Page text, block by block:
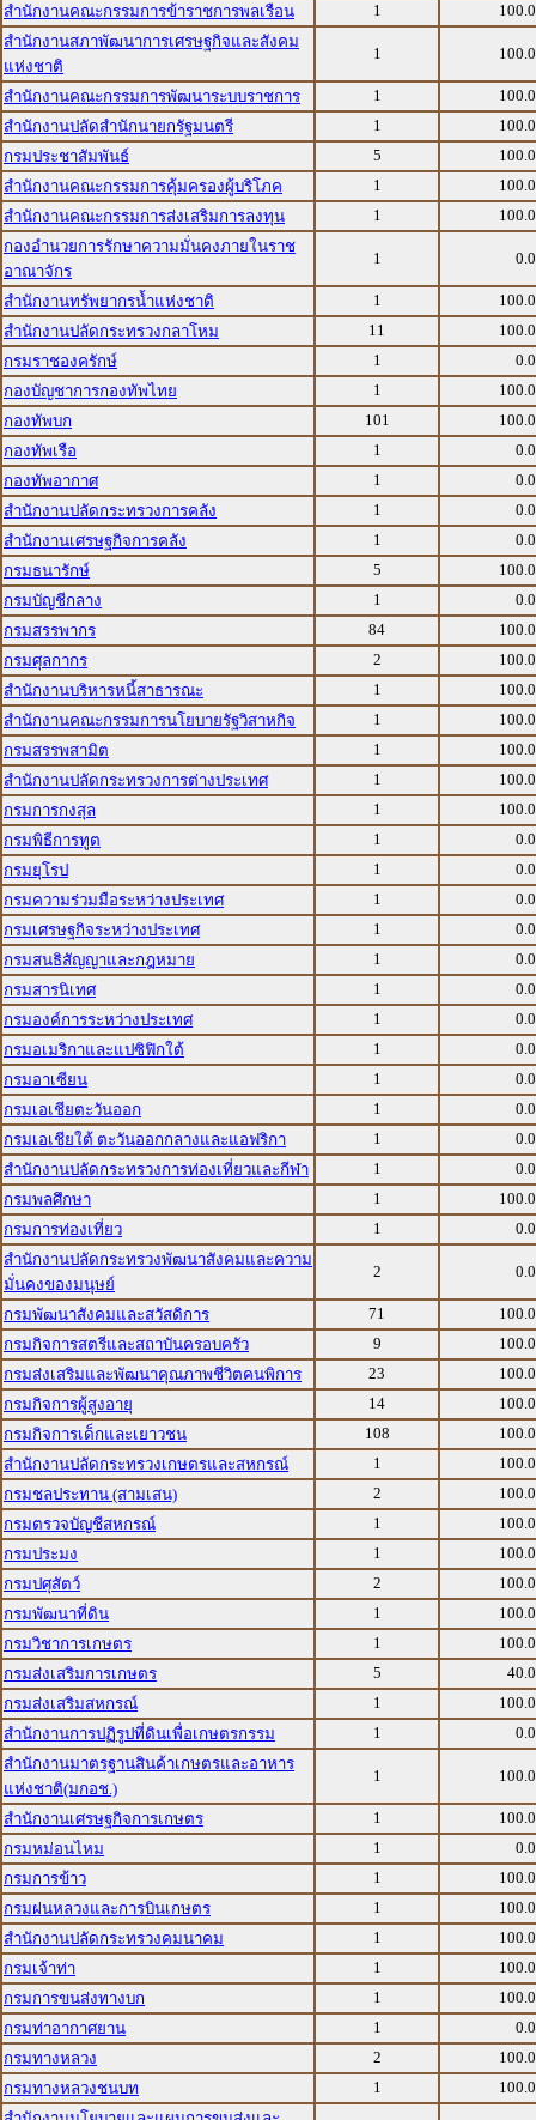
สำนักงานคณะกรรมการข้าราชการพลเรือน
1
สำนักงานสภาพัฒนาการเศรษฐกิจและสังคม
แห่งชาติ
1
สำนักงานคณะกรรมการพัฒนาระบบราชการ 1
สำนักงานปลัดสำนักนายกรัฐมนตรี
1
กรมประชาสัมพันธ์
5
สำนักงานคณะกรรมการคุ้มครองผู้บริโภค
1
สำนักงานคณะกรรมการส่งเสริมการลงทุน
1
กองอำนวยการรักษาความมั่นคงภายในราช
อาณาจักร
1
สำนักงานทรัพยากรน้ำแห่งชาติ 1
สำนักงานปลัดกระทรวงกลาโหม
11
กรมราชองครักษ์
1
กองบัญชาการกองทัพไทย
1
กองทัพบก
101
กองทัพเรือ
1
กองทัพอากาศ
1
สำนักงานปลัดกระทรวงการคลัง
1
สำนักงานเศรษฐกิจการคลัง
1
กรมธนารักษ์
5
กรมบัญชีกลาง
1
กรมสรรพากร
84
กรมศุลกากร
2
สำนักงานบริหารหนี้สาธารณะ
1
สำนักงานคณะกรรมการนโยบายรัฐวิสาหกิจ
1
กรมสรรพสามิต
1
สำนักงานปลัดกระทรวงการต่างประเทศ
1
กรมการกงสุล
1
กรมพิธีการทูต
1
กรมยุโรป
1
กรมความร่วมมือระหว่างประเทศ
1
กรมเศรษฐกิจระหว่างประเทศ
1
กรมสนธิสัญญาและกฎหมาย
1
กรมสารนิเทศ
1
กรมองค์การระหว่างประเทศ
1
กรมอเมริกาและแปซิฟิกใต้
1
กรมอาเซียน
1
กรมเอเชียตะวันออก
1
กรมเอเชียใต้ ตะวันออกกลางและแอฟริกา
1
สำนักงานปลัดกระทรวงการท่องเที่ยวและกีฬา
1
กรมพลศึกษา
1
กรมการท่องเที่ยว
1
สำนักงานปลัดกระทรวงพัฒนาสังคมและความ
มั่นคงของมนุษย์
2
กรมพัฒนาสังคมและสวัสดิการ 71
กรมกิจการสตรีและสถาบันครอบครัว
9
กรมส่งเสริมและพัฒนาคุณภาพชีวิตคนพิการ
23
กรมกิจการผู้สูงอายุ
14
กรมกิจการเด็กและเยาวชน
108
สำนักงานปลัดกระทรวงเกษตรและสหกรณ์
1
กรมชลประทาน (สามเสน)
2
กรมตรวจบัญชีสหกรณ์
1
กรมประมง
1
กรมปศุสัตว์
2
กรมพัฒนาที่ดิน
1
กรมวิชาการเกษตร
1
กรมส่งเสริมการเกษตร
5
กรมส่งเสริมสหกรณ์
1
สำนักงานการปฏิรูปที่ดินเพื่อเกษตรกรรม
1
สำนักงานมาตรฐานสินค้าเกษตรและอาหาร
แห่งชาติ(มกอช.)
1
สำนักงานเศรษฐกิจการเกษตร 1
กรมหม่อนไหม
1
กรมการข้าว
1
กรมฝนหลวงและการบินเกษตร
1
สำนักงานปลัดกระทรวงคมนาคม
1
กรมเจ้าท่า
1
กรมการขนส่งทางบก
1
กรมท่าอากาศยาน
1
กรมทางหลวง
2
กรมทางหลวงชนบท
1